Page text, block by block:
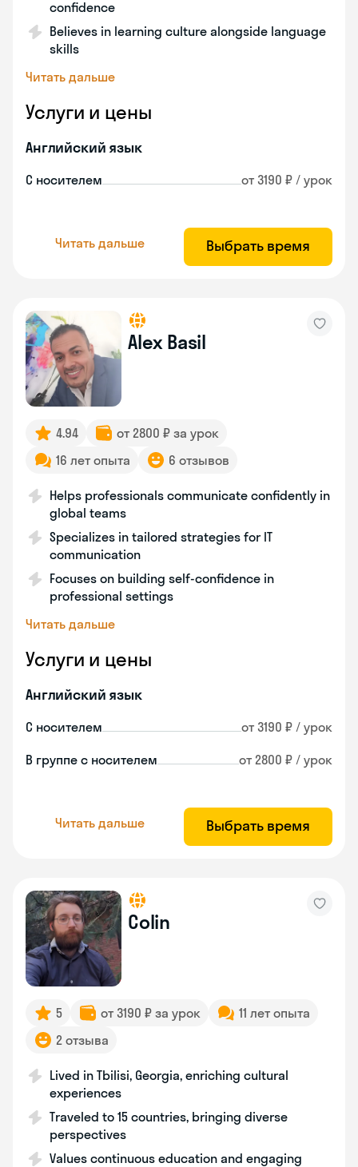
confidence
Believes in learning culture alongside language
skills
Читать дальше
Услуги и цены
Английский язык
С носителем от 3190 ₽ / урок
Читать дальше Выбрать время
Alex Basil
4.94
от 2800 ₽ за урок
16 лет опыта
6 отзывов
Helps professionals communicate confidently in
global teams
Specializes in tailored strategies for IT
communication
Focuses on building self-confidence in
professional settings
Читать дальше
Услуги и цены
Английский язык
С носителем от 3190 ₽ / урок
В группе с носителем от 2800 ₽ / урок
Читать дальше Выбрать время
Colin
5 от 3190 ₽ за урок
11 лет опыта
2 отзыва
Lived in Tbilisi, Georgia, enriching cultural
experiences
Traveled to 15 countries, bringing diverse
perspectives
Values continuous education and engaging